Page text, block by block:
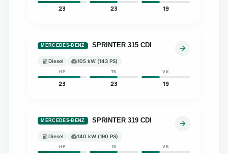
23 23 19
MERCEDES-BENZ SPRINTER 315 CDI
Diesel 105 kW (143 PS)
HP
23
TK
23
VK
19
MERCEDES-BENZ SPRINTER 319 CDI
Diesel 140 kW (190 PS)
HP TK VK